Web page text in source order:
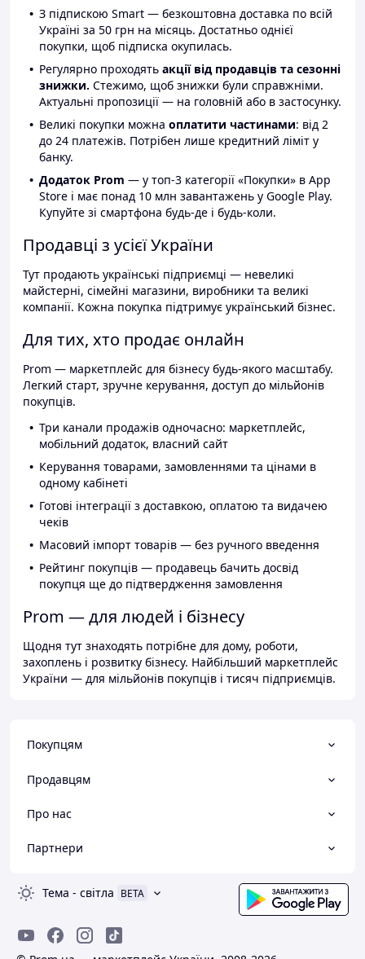
З підпискою Smart — безкоштовна доставка по всій
Україні за 50 грн на місяць. Достатньо однієї
покупки, щоб підписка окупилась.
Регулярно проходять акції від продавців та сезонні
знижки. Стежимо, щоб знижки були справжніми.
Актуальні пропозиції — на головній або в застосунку.
Великі покупки можна оплатити частинами: від 2
до 24 платежів. Потрібен лише кредитний ліміт у
банку.
Додаток Prom — у топ-3 категорії «Покупки» в App
Store і має понад 10 млн завантажень у Google Play.
Купуйте зі смартфона будь-де і будь-коли.
Продавці з усієї України
Тут продають українські підприємці — невеликі
майстерні, сімейні магазини, виробники та великі
компанії. Кожна покупка підтримує український бізнес.
Для тих, хто продає онлайн
Prom — маркетплейс для бізнесу будь-якого масштабу.
Легкий старт, зручне керування, доступ до мільйонів
покупців.
Три канали продажів одночасно: маркетплейс,
мобільний додаток, власний сайт
Керування товарами, замовленнями та цінами в
одному кабінеті
Готові інтеграції з доставкою, оплатою та видачею
чеків
Масовий імпорт товарів — без ручного введення
Рейтинг покупців — продавець бачить досвід
покупця ще до підтвердження замовлення
Prom — для людей і бізнесу
Щодня тут знаходять потрібне для дому, роботи,
захоплень і розвитку бізнесу. Найбільший маркетплейс
України — для мільйонів покупців і тисяч підприємців.
Покупцям
Продавцям
Про нас
Партнери
Тема - світла BETA